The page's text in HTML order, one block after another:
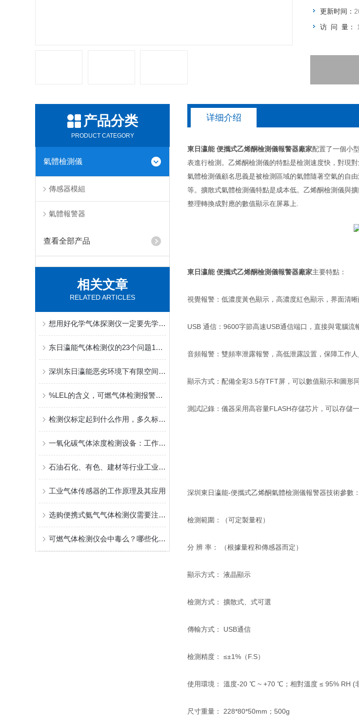
更新时间：
访 问 量：
产品分类
PRODUCT CATEGORY
氣體檢測儀
傳感器模組
氣體報警器
查看全部产品
相关文章
RELATED ARTICLES
想用好化学气体探测仪一定要先学会怎么选择
东日瀛能气体检测仪的23个问题12：检测仪上的单位是什么意思？
深圳东日瀛能恶劣环境下有限空间作业气体浓度检测仪系统方案
%LEL的含义，可燃气体检测报警器的检测数值范围
检测仪标定起到什么作用，多久标定一次。
一氧化碳气体浓度检测设备：工作机制与操作方法
石油石化、有色、建材等行业工业窑炉 脱硫烟气在线监测系统解决方案
工业气体传感器的工作原理及其应用
选购便携式氨气气体检测仪需要注意些什么？
可燃气体检测仪会中毒么？哪些化学物质会使其中毒？如何避免？
详细介绍
東日瀛能 便攜式乙烯酮檢測儀報警器廠家配置了一個小
表進行檢測。乙烯酮檢測儀的特點是檢測速度快，對現
氣體檢測儀顧名思義是被檢測區域的氣體隨著空氣的自
等。擴散式氣體檢測儀特點是成本低。乙烯酮檢測儀與
整理轉換成對應的數值顯示在屏幕上.
東日瀛能 便攜式乙烯酮檢測儀報警器廠家主要特點：
視覺報警：低濃度黃色顯示，高濃度紅色顯示，界面清晰
USB 通信：9600字節高速USB通信端口，直接與電腦流
音頻報警：雙頻率泄露報警，高低泄露設置，保障工作人
顯示方式：配備全彩3.5存TFT屏，可以數值顯示和圖形
測試記錄：儀器采用高容量FLASH存儲芯片，可以存儲
深圳東日瀛能-便攜式乙烯酮氣體檢測儀報警器技術參數：
檢測範圍：（可定製量程）
分 辨 率： （根據量程和傳感器而定）
顯示方式： 液晶顯示
檢測方式： 擴散式、式可選
傳輸方式： USB通信
檢測精度： ≤±1%（F.S）
使用環境： 溫度-20 ℃ ~ +70 ℃；相對溫度 ≤ 95% RH (
尺寸重量： 228*80*50mm；500g